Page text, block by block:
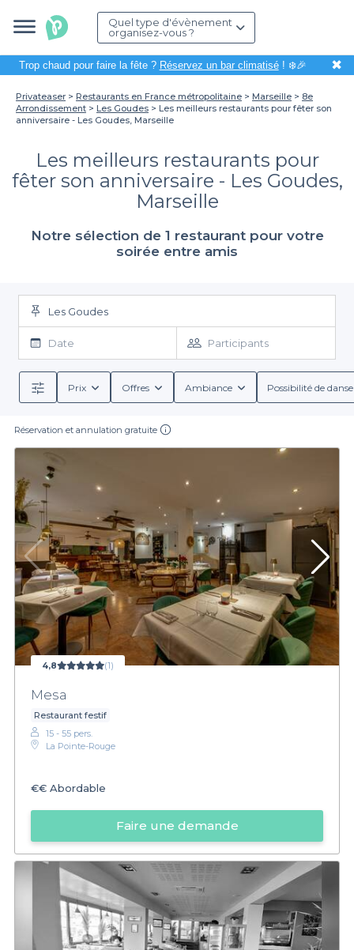
Quel type d'évènement
organisez-vous ?
Trop chaud pour faire la fête ? Réservez un bar climatisé! ❄️🎉 ✖
Privateaser Restaurants en France métropolitaine Marseille
8e
Arrondissement
Les Goudes
Les meilleurs restaurants pour fêter son
anniversaire - Les Goudes, Marseille
Les meilleurs restaurants pour
fêter son anniversaire - Les Goudes,
Marseille
Notre sélection de 1 restaurant pour votre
soirée entre amis
Les Goudes
Date Participants
Prix Offres Ambiance Possibilité de
Réservation et annulation gratuite
4,8 (1)
Mesa
Restaurant festif
15 - 55 pers.
La Pointe-Rouge
€€ Abordable
Faire une demande